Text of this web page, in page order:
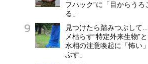
フハック”に「目からうろ
る」
見つけたら踏みつぶして
メ枯らす“特定外来生物”
水相の注意喚起に「怖い
ぶす」